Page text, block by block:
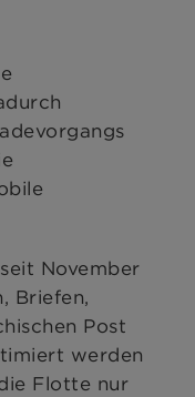
November
Briefen,
Post
werden
Flotte nur